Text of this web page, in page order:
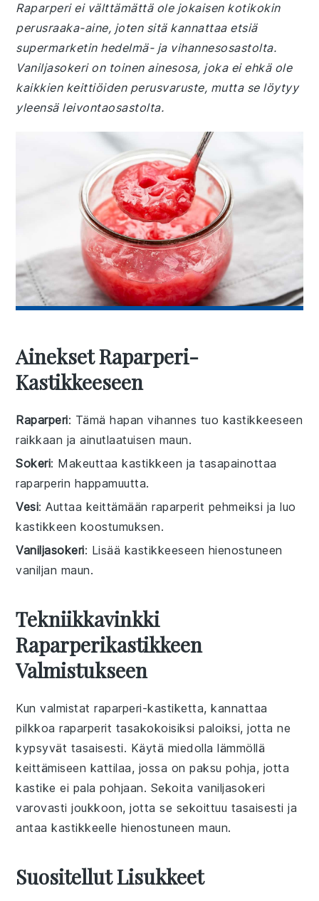
Raparperi ei välttämättä ole jokaisen kotikokin
perusraaka-aine, joten sitä kannattaa etsiä
supermarketin hedelmä- ja vihannesosastolta.
Vaniljasokeri on toinen ainesosa, joka ei ehkä ole
kaikkien keittiöiden perusvaruste, mutta se löytyy
yleensä leivontaosastolta.
Ainekset Raparperi-
Kastikkeeseen
Raparperi: Tämä hapan vihannes tuo kastikkeeseen
raikkaan ja ainutlaatuisen maun.
Sokeri: Makeuttaa kastikkeen ja tasapainottaa
raparperin happamuutta.
Vesi: Auttaa keittämään raparperit pehmeiksi ja luo
kastikkeen koostumuksen.
Vaniljasokeri: Lisää kastikkeeseen hienostuneen
vaniljan maun.
Tekniikkavinkki
Raparperikastikkeen
Valmistukseen
Kun valmistatraparperi-kastiketta, kannattaa
pilkkoaraparperit tasakokoisiksi paloiksi, jotta ne
kypsyvät tasaisesti. Käytä miedolla lämmöllä
keittämiseen kattilaa, jossa on paksu pohja, jotta
kastike ei pala pohjaan. Sekoita vaniljasokeri
varovasti joukkoon, jotta se sekoittuu tasaisesti ja
antaa kastikkeelle hienostuneen maun.
Suositellut Lisukkeet